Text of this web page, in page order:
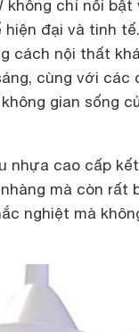
không chỉ nổi
đại và tinh
cách nội thất
cùng với
gian sống
nhựa cao cấp
mà còn rất
nghiệt mà